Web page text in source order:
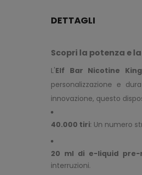
DETTAGLI
Scopri la potenza e
L'Elf Bar Nicotine
personalizzazione e
innovazione, questo
40.000 tiri: Un numero
20 ml di e-liquid pre-
interruzioni.